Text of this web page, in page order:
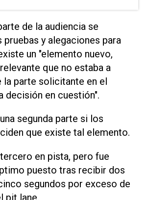
de la audiencia se
pruebas y alegaciones ⁠para
un "elemento nuevo,
que no ‌estaba a
‌la parte solicitante en el
decisión en cuestión".
segunda parte si los
que existe tal elemento.
en pista, pero ​fue
puesto tras recibir dos
segundos por exceso de